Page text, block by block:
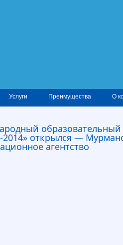
Услуги Преимущества О
2014» открылся —
агентство